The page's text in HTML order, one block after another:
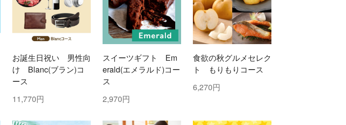
お誕生日祝い 男性向
け Blanc(ブラン)コ
ース
11,770円
スイーツギフト Em
erald(エメラルド)コー
ス
2,970円
食欲の秋グルメセレク
ト もりもりコース
6,270円